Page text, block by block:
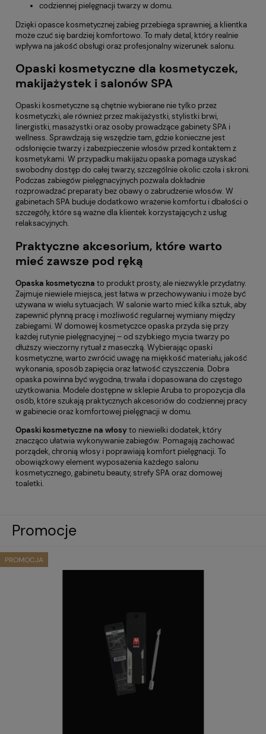
codziennej pielęgnacji twarzy w domu.
Dzięki opasce kosmetycznej zabieg przebiega sprawniej, a klientka
może czuć się bardziej komfortowo. To mały detal, który realnie
wpływa na jakość obsługi oraz profesjonalny wizerunek salonu.
Opaski kosmetyczne dla kosmetyczek,
makijażystek i salonów SPA
Opaski kosmetyczne są chętnie wybierane nie tylko przez
kosmetyczki, ale również przez makijażystki, stylistki brwi,
linergistki, masażystki oraz osoby prowadzące gabinety SPA i
wellness. Sprawdzają się wszędzie tam, gdzie konieczne jest
odsłonięcie twarzy i zabezpieczenie włosów przed kontaktem z
kosmetykami. W przypadku makijażu opaska pomaga uzyskać
swobodny dostęp do całej twarzy, szczególnie okolic czoła i skroni.
Podczas zabiegów pielęgnacyjnych pozwala dokładnie
rozprowadzać preparaty bez obawy o zabrudzenie włosów. W
gabinetach SPA buduje dodatkowo wrażenie komfortu i dbałości o
szczegóły, które są ważne dla klientek korzystających z usług
relaksacyjnych.
Praktyczne akcesorium, które warto
mieć zawsze pod ręką
Opaska kosmetyczna to produkt prosty, ale niezwykle przydatny.
Zajmuje niewiele miejsca, jest łatwa w przechowywaniu i może być
używana w wielu sytuacjach. W salonie warto mieć kilka sztuk, aby
zapewnić płynną pracę i możliwość regularnej wymiany między
zabiegami. W domowej kosmetyczce opaska przyda się przy
każdej rutynie pielęgnacyjnej – od szybkiego mycia twarzy po
dłuższy wieczorny rytuał z maseczką. Wybierając opaski
kosmetyczne, warto zwrócić uwagę na miękkość materiału, jakość
wykonania, sposób zapięcia oraz łatwość czyszczenia. Dobra
opaska powinna być wygodna, trwała i dopasowana do częstego
użytkowania. Modele dostępne w sklepie Aruba to propozycja dla
osób, które szukają praktycznych akcesoriów do codziennej pracy
w gabinecie oraz komfortowej pielęgnacji w domu.
Opaski kosmetyczne na włosyto niewielki dodatek, który
znacząco ułatwia wykonywanie zabiegów. Pomagają zachować
porządek, chronią włosy i poprawiają komfort pielęgnacji. To
obowiązkowy element wyposażenia każdego salonu
kosmetycznego, gabinetu beauty, strefy SPA oraz domowej
toaletki.
Promocje
PROMOCJA